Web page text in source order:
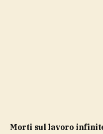
Morti sul lavoro infinite, tra ieri e oggi hanno